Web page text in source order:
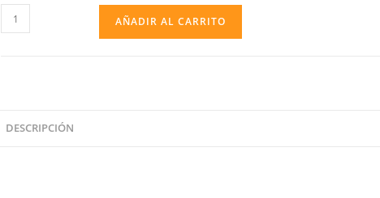
MARTILLO
MUSICAL
AÑADIR AL CARRITO
DESCRIPCIÓN